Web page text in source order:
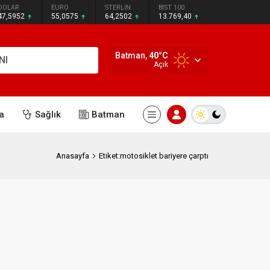
EURO
55,0575
STERLİN
64,2502
BIST 100
13.769,40
Batman,40°C
Açık
Sağlık Batman
Anasayfa Etiket:motosiklet bariyere çarptı